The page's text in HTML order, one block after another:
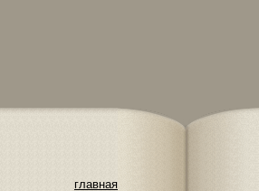
главная